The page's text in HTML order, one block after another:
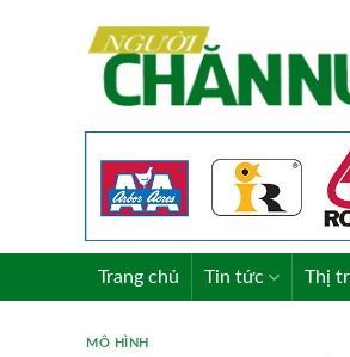
Trang chủ Tin tức Thị
MÔ HÌNH